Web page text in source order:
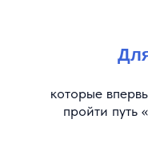
которые
пройти путь